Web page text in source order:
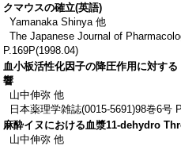
クマウスの確立(英語)
Yamanaka Shinya 他
The Japanese Journal of
P.169P(1998.04)
血小板活性化因子の降圧作用に対す
響
山中伸弥 他
日本薬理学雑誌(0015-5691)98巻6号
麻酔イヌにおける血漿11-dehydro
山中伸弥 他